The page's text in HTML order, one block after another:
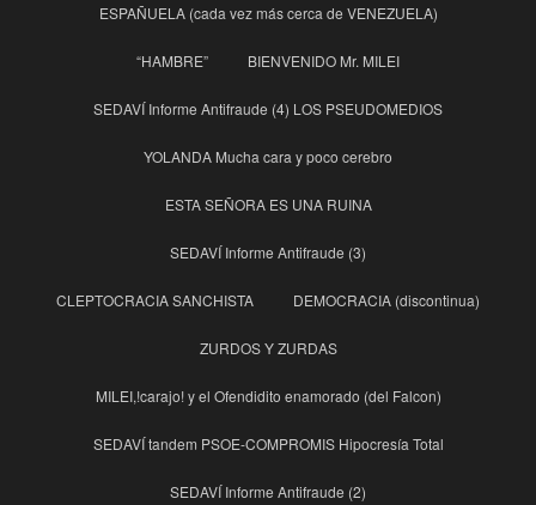
ESPAÑUELA (cada vez más cerca de VENEZUELA)
“HAMBRE” BIENVENIDO Mr. MILEI
SEDAVÍ Informe Antifraude (4) LOS PSEUDOMEDIOS
YOLANDA Mucha cara y poco cerebro
ESTA SEÑORA ES UNA RUINA
SEDAVÍ Informe Antifraude (3)
CLEPTOCRACIA SANCHISTA DEMOCRACIA (discontinua)
ZURDOS Y ZURDAS
MILEI,!carajo! y el Ofendidito enamorado (del Falcon)
SEDAVÍ tandem PSOE-COMPROMIS Hipocresía Total
SEDAVÍ Informe Antifraude (2)